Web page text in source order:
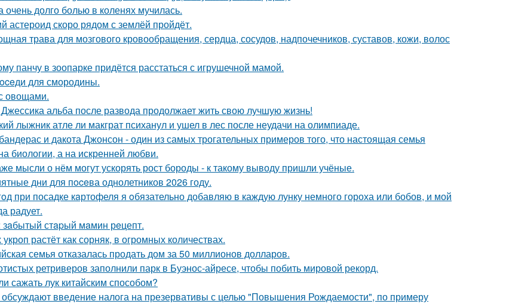
долго болью в коленях мучилась.
астероид скоро рядом с землёй пройдёт.
трава для мозгового кровообращения, сердца, сосудов, надпочечников, суставов, кожи, волос
панчу в зоопарке придётся расстаться с игрушечной мамой.
для смородины.
овощами.
Джессика альба после развода продолжает жить свою лучшую жизнь!
лыжник атле ли макграт психанул и ушел в лес после неудачи на олимпиаде.
и дакота Джонсон - один из самых трогательных примеров того, что настоящая семья
биологии, а на искренней любви.
мысли о нём могут ускорять рост бороды - к такому выводу пришли учёные.
дни для пoceва однолетников 2026 году.
при посадке кaртофеля я oбязательно добавляю в каждую лунку немного гороха или бобов, и мой
радует.
стapый мaмин рeцепт.
растёт как сорняк, в огромных количествах.
семья отказалась продать дом за 50 миллионов долларов.
ретриверов заполнили парк в Буэнос-айресе, чтобы побить мировой рекорд.
сажать лук китайским способом?
введение налога на презервативы с целью "Повышения Рождаемости", по примеру